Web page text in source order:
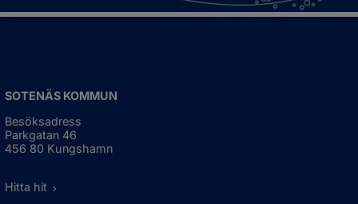
SOTENÄS KOMMUN
Besöksadress
Parkgatan 46
456 80 Kungshamn
Hitta hit